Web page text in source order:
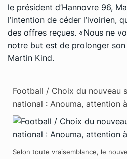
le président d’Hannovre 96,
l’intention de céder l’ivoirien,
des offres reçues. «Nous ne
notre but est de prolonger
Martin Kind.
Football / Choix du nouveau
national : Anouma, attention à
Selon toute vraisemblance, le